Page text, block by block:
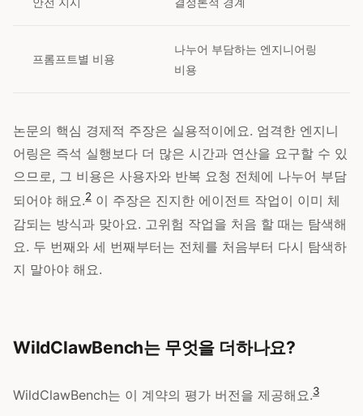
프롬프트별 비용
나누어 부담하는 엔지니어링
비용
논문의 핵심 경제적 주장은 실용적이에요. 엄격한 엔지니
어링은 즉석 실행보다 더 많은 시간과 연산을 요구할 수 있
으므로, 그 비용은 사용자와 반복 요청 전체에 나누어 부담
되어야 해요.2 이 주장은 진지한 에이전트 작업이 이미 체
감되는 방식과 맞아요. 고위험 작업을 처음 할 때는 탐색해
요. 두 번째와 세 번째부터는 전체를 처음부터 다시 탐색하
지 말아야 해요.
WildClawBench는 무엇을 더하나요?
WildClawBench는 이 계약의 평가 버전을 제공해요.3